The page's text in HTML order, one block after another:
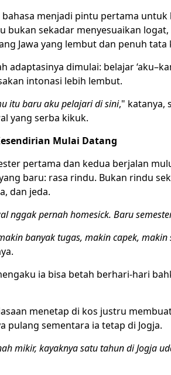
bahasa menjadi pintu pertama
bukan sekadar menyesuaikan
Jawa yang lembut dan penuh tata
adaptasinya dimulai: belajar
intonasi lebih lembut.
itu baru aku pelajari di sini," katanya,
yang serba kikuk.
Mulai Datang
pertama dan kedua berjalan
baru: rasa rindu. Bukan rindu
dan jeda.
nggak pernah homesick. Baru
banyak tugas, makin capek, makin
ia bisa betah berhari-hari
menetap di kos justru
pulang sementara ia tetap di Jogja.
mikir, kayaknya satu tahun di Jogja